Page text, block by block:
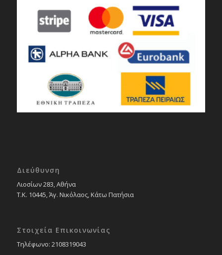
Διεύθυνση
Λιοσίων 283, Αθήνα
Τ.Κ. 10445, Άγ. Νικόλαος, Κάτω Πατήσια
Στοιχεία Επικοινωνίας
Tηλέφωνο: 2108319043